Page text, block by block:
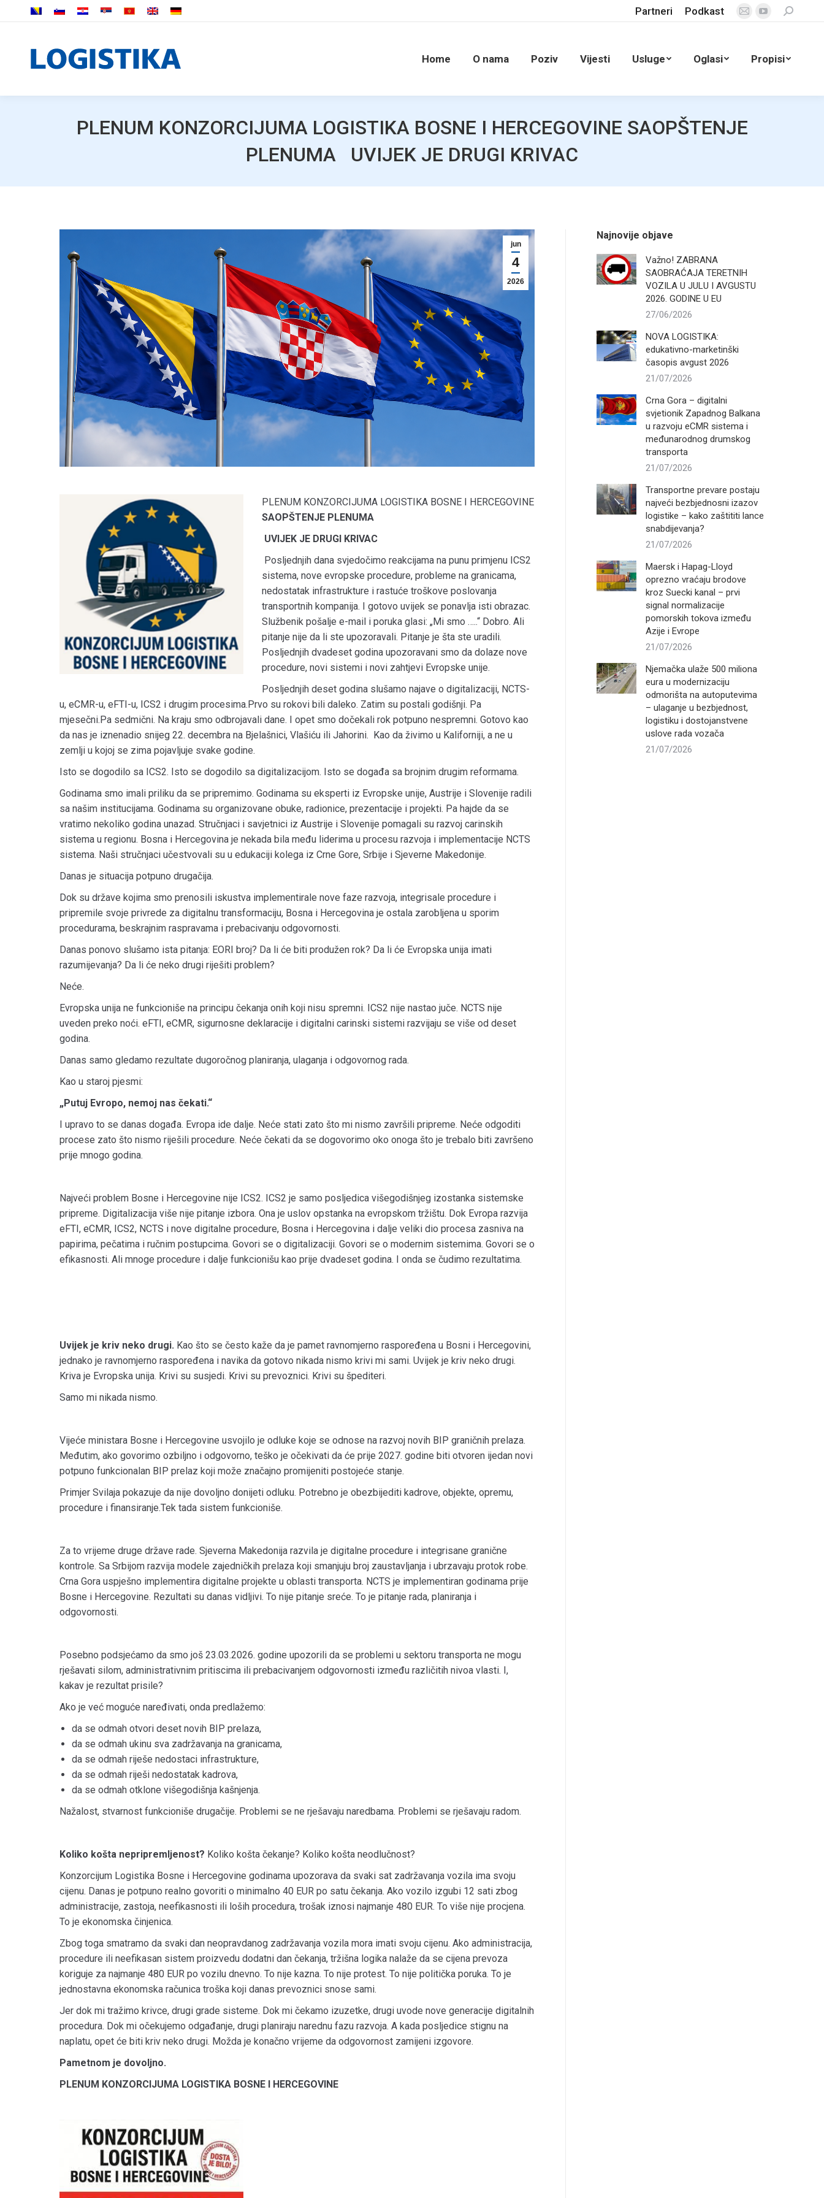
Partneri Podkast
Mail
window
YouTube
in
window
Search:
Home O nama Poziv Vijesti Usluge Oglasi Propisi
PLENUM KONZORCIJUMA LOGISTIKA BOSNE I HERCEGOVINE SAOPŠTENJE
PLENUMA UVIJEK JE DRUGI KRIVAC
jun
4
2026
PLENUM KONZORCIJUMA LOGISTIKA BOSNE I HERCEGOVINE
SAOPŠTENJE PLENUMA
UVIJEK JE DRUGI KRIVAC
Posljednjih dana svjedočimo reakcijama na punu primjenu ICS2
sistema, nove evropske procedure, probleme na granicama,
nedostatak infrastrukture i rastuće troškove poslovanja
transportnih kompanija. I gotovo uvijek se ponavlja isti obrazac.
Službenik pošalje e-mail i poruka glasi: „Mi smo …..“ Dobro. Ali
pitanje nije da li ste upozoravali. Pitanje je šta ste uradili.
Posljednjih dvadeset godina upozoravani smo da dolaze nove
procedure, novi sistemi i novi zahtjevi Evropske unije.
Posljednjih deset godina slušamo najave o digitalizaciji, NCTS-
u, eCMR-u, eFTI-u, ICS2 i drugim procesima.Prvo su rokovi bili daleko. Zatim su postali godišnji. Pa
mjesečni.Pa sedmični. Na kraju smo odbrojavali dane. I opet smo dočekali rok potpuno nespremni. Gotovo kao
da nas je iznenadio snijeg 22. decembra na Bjelašnici, Vlašiću ili Jahorini. Kao da živimo u Kaliforniji, a ne u
zemlji u kojoj se zima pojavljuje svake godine.
Isto se dogodilo sa ICS2. Isto se dogodilo sa digitalizacijom. Isto se događa sa brojnim drugim reformama.
Godinama smo imali priliku da se pripremimo. Godinama su eksperti iz Evropske unije, Austrije i Slovenije radili
sa našim institucijama. Godinama su organizovane obuke, radionice, prezentacije i projekti. Pa hajde da se
vratimo nekoliko godina unazad. Stručnjaci i savjetnici iz Austrije i Slovenije pomagali su razvoj carinskih
sistema u regionu. Bosna i Hercegovina je nekada bila među liderima u procesu razvoja i implementacije NCTS
sistema. Naši stručnjaci učestvovali su u edukaciji kolega iz Crne Gore, Srbije i Sjeverne Makedonije.
Danas je situacija potpuno drugačija.
Dok su države kojima smo prenosili iskustva implementirale nove faze razvoja, integrisale procedure i
pripremile svoje privrede za digitalnu transformaciju, Bosna i Hercegovina je ostala zarobljena u sporim
procedurama, beskrajnim raspravama i prebacivanju odgovornosti.
Danas ponovo slušamo ista pitanja: EORI broj? Da li će biti produžen rok? Da li će Evropska unija imati
razumijevanja? Da li će neko drugi riješiti problem?
Neće.
Evropska unija ne funkcioniše na principu čekanja onih koji nisu spremni. ICS2 nije nastao juče. NCTS nije
uveden preko noći. eFTI, eCMR, sigurnosne deklaracije i digitalni carinski sistemi razvijaju se više od deset
godina.
Danas samo gledamo rezultate dugoročnog planiranja, ulaganja i odgovornog rada.
Kao u staroj pjesmi:
„Putuj Evropo, nemoj nas čekati.“
I upravo to se danas događa. Evropa ide dalje. Neće stati zato što mi nismo završili pripreme. Neće odgoditi
procese zato što nismo riješili procedure. Neće čekati da se dogovorimo oko onoga što je trebalo biti završeno
prije mnogo godina.
Najveći problem Bosne i Hercegovine nije ICS2. ICS2 je samo posljedica višegodišnjeg izostanka sistemske
pripreme. Digitalizacija više nije pitanje izbora. Ona je uslov opstanka na evropskom tržištu. Dok Evropa razvija
eFTI, eCMR, ICS2, NCTS i nove digitalne procedure, Bosna i Hercegovina i dalje veliki dio procesa zasniva na
papirima, pečatima i ručnim postupcima. Govori se o digitalizaciji. Govori se o modernim sistemima. Govori se o
efikasnosti. Ali mnoge procedure i dalje funkcionišu kao prije dvadeset godina. I onda se čudimo rezultatima.
Uvijek je kriv neko drugi. Kao što se često kaže da je pamet ravnomjerno raspoređena u Bosni i Hercegovini,
jednako je ravnomjerno raspoređena i navika da gotovo nikada nismo krivi mi sami. Uvijek je kriv neko drugi.
Kriva je Evropska unija. Krivi su susjedi. Krivi su prevoznici. Krivi su špediteri.
Samo mi nikada nismo.
Vijeće ministara Bosne i Hercegovine usvojilo je odluke koje se odnose na razvoj novih BIP graničnih prelaza.
Međutim, ako govorimo ozbiljno i odgovorno, teško je očekivati da će prije 2027. godine biti otvoren ijedan novi
potpuno funkcionalan BIP prelaz koji može značajno promijeniti postojeće stanje.
Primjer Svilaja pokazuje da nije dovoljno donijeti odluku. Potrebno je obezbijediti kadrove, objekte, opremu,
procedure i finansiranje.Tek tada sistem funkcioniše.
Za to vrijeme druge države rade. Sjeverna Makedonija razvila je digitalne procedure i integrisane granične
kontrole. Sa Srbijom razvija modele zajedničkih prelaza koji smanjuju broj zaustavljanja i ubrzavaju protok robe.
Crna Gora uspješno implementira digitalne projekte u oblasti transporta. NCTS je implementiran godinama prije
Bosne i Hercegovine. Rezultati su danas vidljivi. To nije pitanje sreće. To je pitanje rada, planiranja i
odgovornosti.
Posebno podsjećamo da smo još 23.03.2026. godine upozorili da se problemi u sektoru transporta ne mogu
rješavati silom, administrativnim pritiscima ili prebacivanjem odgovornosti između različitih nivoa vlasti. I,
kakav je rezultat prisile?
Ako je već moguće naređivati, onda predlažemo:
da se odmah otvori deset novih BIP prelaza,
da se odmah ukinu sva zadržavanja na granicama,
da se odmah riješe nedostaci infrastrukture,
da se odmah riješi nedostatak kadrova,
da se odmah otklone višegodišnja kašnjenja.
Nažalost, stvarnost funkcioniše drugačije. Problemi se ne rješavaju naredbama. Problemi se rješavaju radom.
Koliko košta nepripremljenost? Koliko košta čekanje? Koliko košta neodlučnost?
Konzorcijum Logistika Bosne i Hercegovine godinama upozorava da svaki sat zadržavanja vozila ima svoju
cijenu. Danas je potpuno realno govoriti o minimalno 40 EUR po satu čekanja. Ako vozilo izgubi 12 sati zbog
administracije, zastoja, neefikasnosti ili loših procedura, trošak iznosi najmanje 480 EUR. To više nije procjena.
To je ekonomska činjenica.
Zbog toga smatramo da svaki dan neopravdanog zadržavanja vozila mora imati svoju cijenu. Ako administracija,
procedure ili neefikasan sistem proizvedu dodatni dan čekanja, tržišna logika nalaže da se cijena prevoza
koriguje za najmanje 480 EUR po vozilu dnevno. To nije kazna. To nije protest. To nije politička poruka. To je
jednostavna ekonomska računica troška koji danas prevoznici snose sami.
Jer dok mi tražimo krivce, drugi grade sisteme. Dok mi čekamo izuzetke, drugi uvode nove generacije digitalnih
procedura. Dok mi očekujemo odgađanje, drugi planiraju narednu fazu razvoja. A kada posljedice stignu na
naplatu, opet će biti kriv neko drugi. Možda je konačno vrijeme da odgovornost zamijeni izgovore.
Pametnom je dovoljno.
PLENUM KONZORCIJUMA LOGISTIKA BOSNE I HERCEGOVINE
Najnovije objave
Važno! ZABRANA
SAOBRAĆAJA TERETNIH
VOZILA U JULU I AVGUSTU
2026. GODINE U EU
27/06/2026
NOVA LOGISTIKA:
edukativno-marketinški
časopis avgust 2026
21/07/2026
Crna Gora – digitalni
svjetionik Zapadnog Balkana
u razvoju eCMR sistema i
međunarodnog drumskog
transporta
21/07/2026
Transportne prevare postaju
najveći bezbjednosni izazov
logistike – kako zaštititi lance
snabdijevanja?
21/07/2026
Maersk i Hapag-Lloyd
oprezno vraćaju brodove
kroz Suecki kanal – prvi
signal normalizacije
pomorskih tokova između
Azije i Evrope
21/07/2026
Njemačka ulaže 500 miliona
eura u modernizaciju
odmorišta na autoputevima
– ulaganje u bezbjednost,
logistiku i dostojanstvene
uslove rada vozača
21/07/2026